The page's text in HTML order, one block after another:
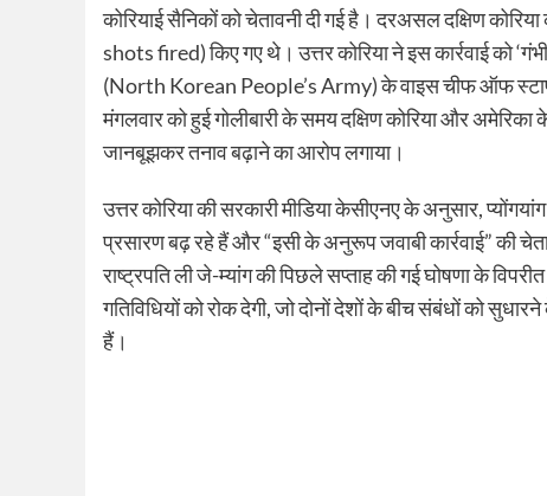
कोरियाई सैनिकों को चेतावनी दी गई है। दरअसल दक्षिण
shots fired) किए गए थे। उत्तर कोरिया ने इस कार्रवाई को
(North Korean People’s Army) के वाइस चीफ ऑफ
मंगलवार को हुई गोलीबारी के समय दक्षिण कोरिया और
जानबूझकर तनाव बढ़ाने का आरोप लगाया।
उत्तर कोरिया की सरकारी मीडिया केसीएनए के अनुसार,
प्रसारण बढ़ रहे हैं और “इसी के अनुरूप जवाबी कार्रवाई” की
राष्ट्रपति ली जे-म्यांग की पिछले सप्ताह की गई घोषणा के
गतिविधियों को रोक देगी, जो दोनों देशों के बीच संबंधों को
हैं।